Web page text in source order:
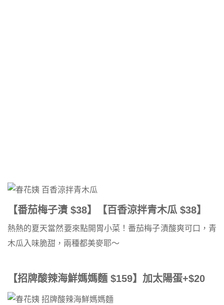
【番茄梅子漬 $38】【百香涼拌青木瓜 $38】
熱熱的夏天當然要來點開胃小菜！番茄梅子漬酸爽可口，青
木瓜入味脆甜，兩種都美麥耶～
【招牌酸辣海鮮媽媽麵 $159】加太陽蛋+$20